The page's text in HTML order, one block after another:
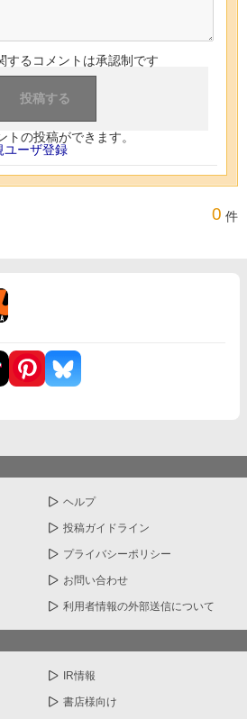
するコメントは承認制です
トの投稿ができます。
ユーザ登録
0 件
ヘルプ
投稿ガイドライン
プライバシーポリシー
お問い合わせ
利用者情報の外部送信について
IR情報
書店様向け